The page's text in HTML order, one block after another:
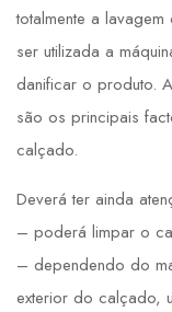
totalmente a
ser utilizada a
danificar o produto.
são os principais
calçado.
Deverá ter ainda
– poderá limpar o
– dependendo do
exterior do calçado,